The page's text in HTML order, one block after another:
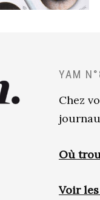
YAM
Chez
Où
Voir